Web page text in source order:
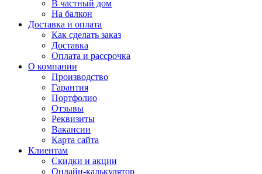
В частный дом
На балкон
Доставка и оплата
Как сделать заказ
Доставка
Оплата и рассрочка
О компании
Производство
Гарантия
Портфолио
Отзывы
Реквизиты
Вакансии
Карта сайта
Клиентам
Скидки и акции
Онлайн-калькулятор